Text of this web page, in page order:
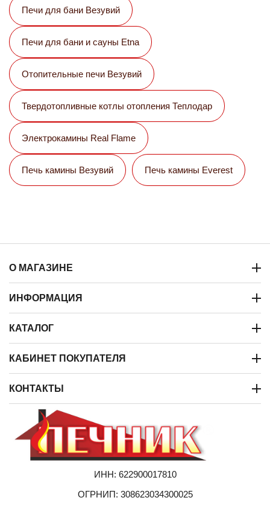
Печи для бани Везувий
Печи для бани и сауны Etna
Отопительные печи Везувий
Твердотопливные котлы отопления Теплодар
Электрокамины Real Flame
Печь камины Везувий Печь камины Everest
О МАГАЗИНЕ
ИНФОРМАЦИЯ
КАТАЛОГ
КАБИНЕТ ПОКУПАТЕЛЯ
КОНТАКТЫ
ИНН: 622900017810
ОГРНИП: 308623034300025